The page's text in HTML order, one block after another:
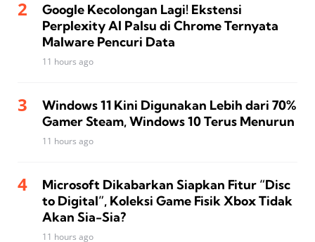
Google Kecolongan Lagi! Ekstensi
Perplexity AI Palsu di Chrome Ternyata
Malware Pencuri Data
11 hours ago
Windows 11 Kini Digunakan Lebih dari 70%
Gamer Steam, Windows 10 Terus Menurun
11 hours ago
Microsoft Dikabarkan Siapkan Fitur “Disc
to Digital”, Koleksi Game Fisik Xbox Tidak
Akan Sia-Sia?
11 hours ago